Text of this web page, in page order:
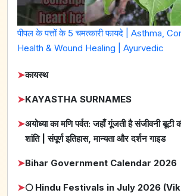
पीपल के पत्तों के 5 चमत्कारी फायदे | Asthma,
Health & Wound Healing | Ayurvedic
➤कायस्थ
➤KAYASTHA SURNAMES
➤अयोध्या का मणि पर्वत: जहाँ गूंजती है संजीवनी बूटी
शांति | संपूर्ण इतिहास, मान्यता और दर्शन गाइड
➤Bihar Government Calendar 2026
➤🌕 Hindu Festivals in July 2026